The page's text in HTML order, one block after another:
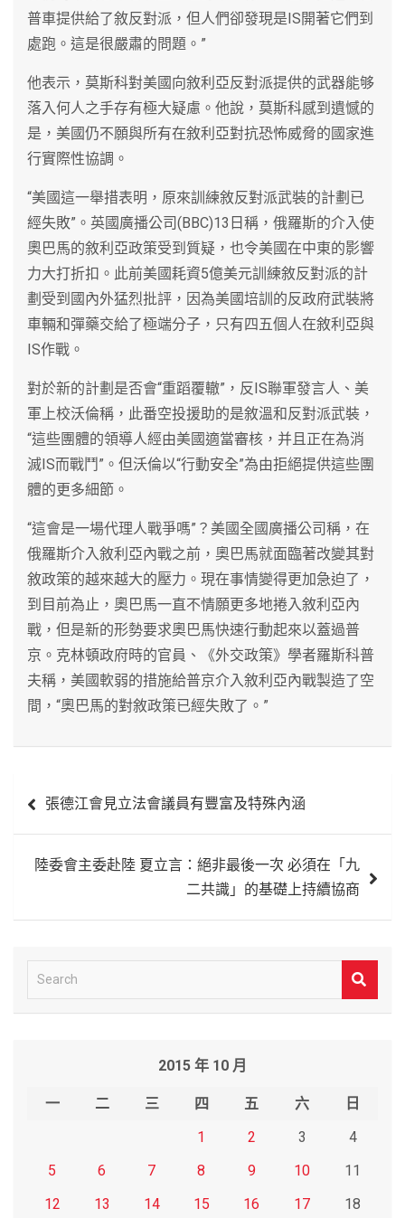
普車提供給了敘反對派，但人們卻發現是IS開著它們到
處跑。這是很嚴肅的問題。”
他表示，莫斯科對美國向敘利亞反對派提供的武器能够
落入何人之手存有極大疑慮。他說，莫斯科感到遺憾的
是，美國仍不願與所有在敘利亞對抗恐怖威脅的國家進
行實際性協調。
“美國這一舉措表明，原來訓練敘反對派武裝的計劃已
經失敗”。英國廣播公司(BBC)13日稱，俄羅斯的介入使
奧巴馬的敘利亞政策受到質疑，也令美國在中東的影響
力大打折扣。此前美國耗資5億美元訓練敘反對派的計
劃受到國內外猛烈批評，因為美國培訓的反政府武裝將
車輛和彈藥交給了極端分子，只有四五個人在敘利亞與
IS作戰。
對於新的計劃是否會“重蹈覆轍”，反IS聯軍發言人、美
軍上校沃倫稱，此番空投援助的是敘溫和反對派武裝，
“這些團體的領導人經由美國適當審核，并且正在為消
滅IS而戰鬥”。但沃倫以“行動安全”為由拒絕提供這些團
體的更多細節。
“這會是一場代理人戰爭嗎”？美國全國廣播公司稱，在
俄羅斯介入敘利亞內戰之前，奧巴馬就面臨著改變其對
敘政策的越來越大的壓力。現在事情變得更加急迫了，
到目前為止，奧巴馬一直不情願更多地捲入敘利亞內
戰，但是新的形勢要求奧巴馬快速行動起來以蓋過普
京。克林頓政府時的官員、《外交政策》學者羅斯科普
夫稱，美國軟弱的措施給普京介入敘利亞內戰製造了空
間，“奧巴馬的對敘政策已經失敗了。”
章
張德江會見立法會議員有豐富及特殊內涵
陸委會主委赴陸 夏立言：絕非最後一次 必須在「九
二共識」的基礎上持續協商
e
2015 年 10 月
一 二 三 四 五 六
日
1
2 3
4
5
6 7 8 9 10
11
12
13 14 15 16 17 18